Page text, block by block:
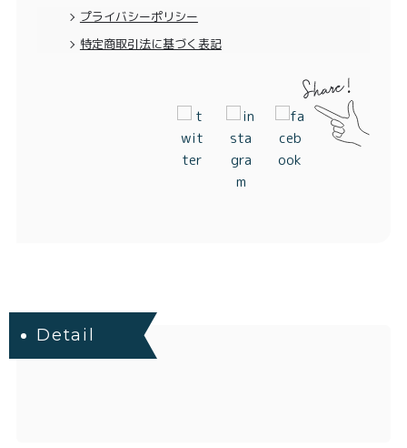
プライバシーポリシー
特定商取引法に基づく表記
Detail